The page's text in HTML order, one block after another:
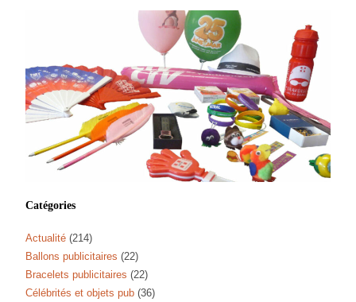
Catégories
Actualité (214)
Ballons publicitaires (22)
Bracelets publicitaires (22)
Célébrités et objets pub (36)